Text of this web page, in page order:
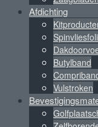
Afdichting
Butylband
Vulstroken